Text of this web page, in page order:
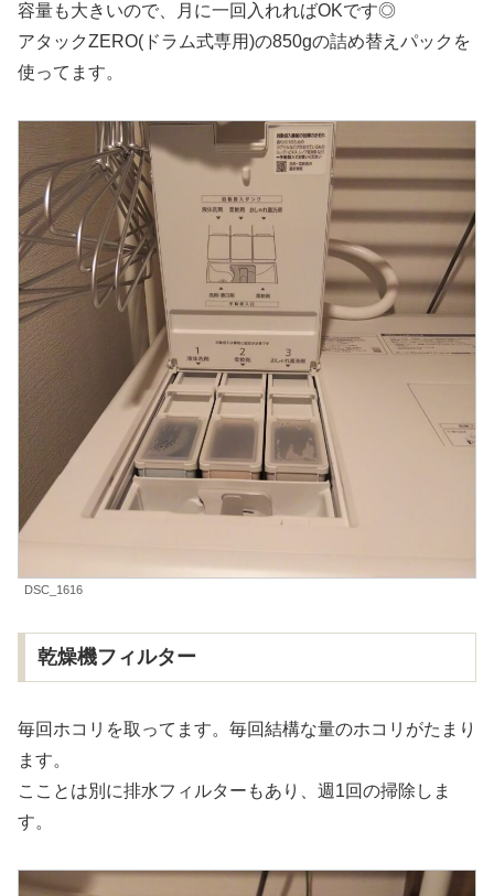
容量も大きいので、月に一回入れればOKです◎
アタックZERO(ドラム式専用)の850gの詰め替えパックを
使ってます。
DSC_1616
乾燥機フィルター
毎回ホコリを取ってます。毎回結構な量のホコリがたまり
ます。
こことは別に排水フィルターもあり、週1回の掃除しま
す。